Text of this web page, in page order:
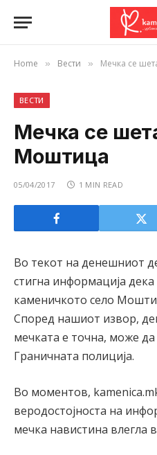
Home » Вести » Мечка се
ВЕСТИ
Мечка се
Моштица
05/04/2017 1 MIN READ
Во текот на денешниот
стигна информација
каменичкото село
Според нашиот извор,
мечката е точна, може
Граничната полиција.
Во моментов,
веродостојноста на
мечка навистина влегла